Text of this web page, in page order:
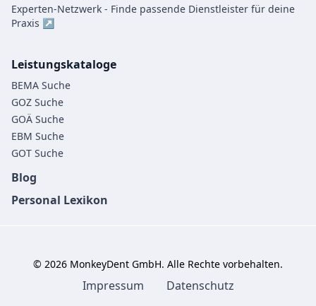
Experten-Netzwerk - Finde passende Dienstleister für deine
Praxis ↗
Leistungskataloge
BEMA Suche
GOZ Suche
GOÄ Suche
EBM Suche
GOT Suche
Blog
Personal Lexikon
© 2026 MonkeyDent GmbH. Alle Rechte vorbehalten.
Impressum Datenschutz